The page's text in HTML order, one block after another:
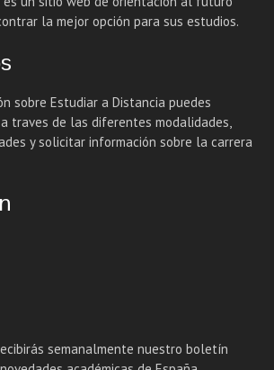
la mejor opción para sus estudios.
sobre Estudiar a Distancia puedes
traves de las diferentes modalidades,
y solicitar información sobre la carrera
semanalmente nuestro boletín